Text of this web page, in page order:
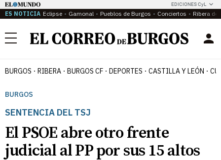
EDICIONES CyL
ES NOTICIA Eclipse Gamonal Pueblos de Burgos Conciertos Ribera del
Menú
BURGOS RIBERA BURGOS CF DEPORTES CASTILLA Y LEÓN
BURGOS
SENTENCIA DEL TSJ
El PSOE abre otro frente
judicial al PP por sus 15 altos